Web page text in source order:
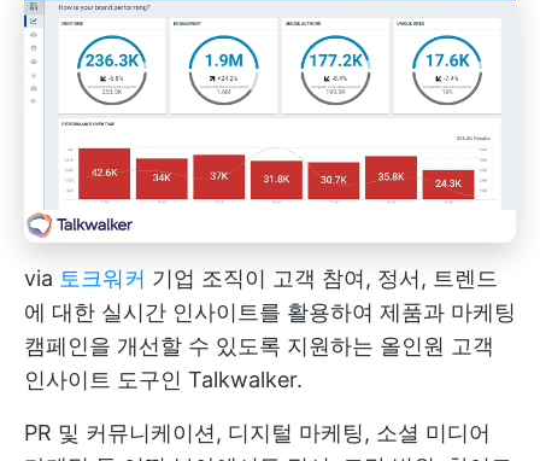
via 토크워커 기업 조직이 고객 참여, 정서, 트렌드
에 대한 실시간 인사이트를 활용하여 제품과 마케팅
캠페인을 개선할 수 있도록 지원하는 올인원 고객
인사이트 도구인 Talkwalker.
PR 및 커뮤니케이션, 디지털 마케팅, 소셜 미디어